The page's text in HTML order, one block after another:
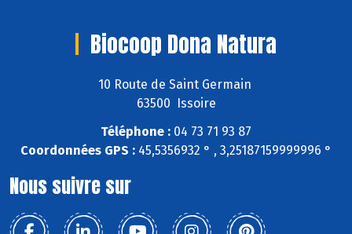
Biocoop Dona Natura
10 Route de Saint Germain
63500 Issoire
Téléphone : 04 73 71 93 87
Coordonnées GPS : 45,5356932 ° , 3,25187159999996 °
Nous suivre sur